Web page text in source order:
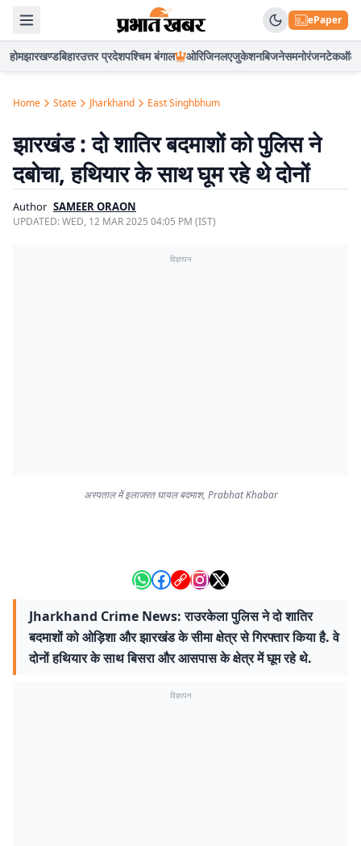
ePaper
होमझारखण्डबिहारउत्तर प्रदेशपश्चिम बंगाल ओरिजिनलएजुकेशनबिजनेसमनोरंजनटेकऑटो
Home State Jharkhand East Singhbhum
झारखंड : दो शातिर बदमाशों को पुलिस ने
दबोचा, हथियार के साथ घूम रहे थे दोनों
Author SAMEER ORAON
UPDATED:WED, 12 MAR 2025 04:05 PM (IST)
विज्ञापन
अस्पताल में इलाजरत घायल बदमाश, Prabhat Khabar
Jharkhand Crime News: राउरकेला पुलिस ने दो शातिर
बदमाशों को ओड़िशा और झारखंड के सीमा क्षेत्र से गिरफ्तार किया है. वे
दोनों हथियार के साथ बिसरा और आसपास के क्षेत्र में घूम रहे थे.
विज्ञापन